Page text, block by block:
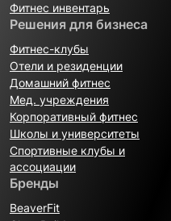
Фитнес инвентарь
Решения для бизнеса
Фитнес-клубы
Отели и резиденции
Домашний фитнес
Мед. учреждения
Корпоративный фитнес
Школы и университеты
Спортивные клубы и
ассоциации
Бренды
BeaverFit